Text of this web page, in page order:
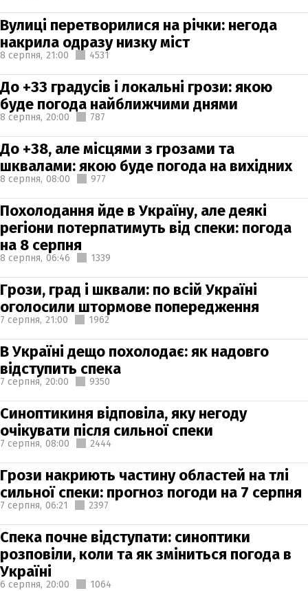
Вулиці перетворилися на річки: негода
накрила одразу низку міст
8 серпня, 21:00 4531
До +33 градусів і локальні грози: якою
буде погода найближчими днями
8 серпня, 20:00 787
До +38, але місцями з грозами та
шквалами: якою буде погода на вихідних
8 серпня, 08:00 977
Похолодання йде в Україну, але деякі
регіони потерпатимуть від спеки: погода
на 8 серпня
8 серпня, 06:46 1339
Грози, град і шквали: по всій Україні
оголосили штормове попередження
7 серпня, 21:00 1962
В Україні дещо похолодає: як надовго
відступить спека
7 серпня, 20:00 9350
Синоптикиня відповіла, яку негоду
очікувати після сильної спеки
7 серпня, 08:00 2444
Грози накриють частину областей на тлі
сильної спеки: прогноз погоди на 7 серпня
7 серпня, 06:21 2397
Спека почне відступати: синоптики
розповіли, коли та як зміниться погода в
Україні
6 серпня, 20:00 1064